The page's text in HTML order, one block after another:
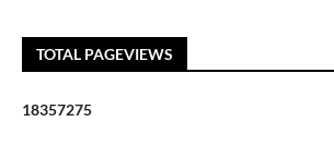
TOTAL PAGEVIEWS
18357275